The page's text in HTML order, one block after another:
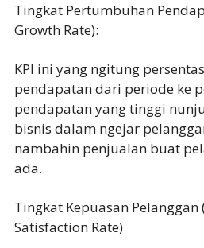
Tingkat Pertumbuhan
Growth Rate):
KPI ini yang ngitung
pendapatan dari periode ke
pendapatan yang tinggi
bisnis dalam ngejar
nambahin penjualan buat
ada.
Tingkat Kepuasan Pelanggan
Satisfaction Rate)